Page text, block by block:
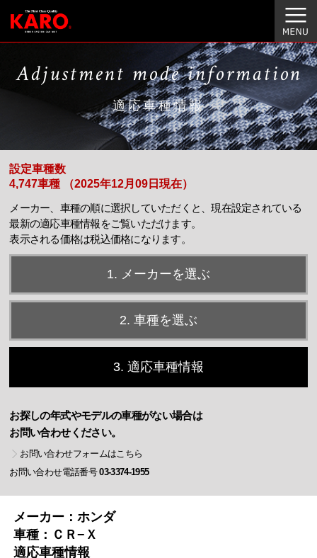
Adjustment mode information
適応車種情報
設定車種数
4,747車種 （2025年12月09日現在）
メーカー、車種の順に選択していただくと、現在設定されている
最新の適応車種情報をご覧いただけます。
表示される価格は税込価格になります。
1. メーカーを選ぶ
2. 車種を選ぶ
3. 適応車種情報
お探しの年式やモデルの車種がない場合は
お問い合わせください。
お問い合わせフォームはこちら
お問い合わせ電話番号03-3374-1955
メーカー：ホンダ
車種：ＣＲ−Ｘ
適応車種情報